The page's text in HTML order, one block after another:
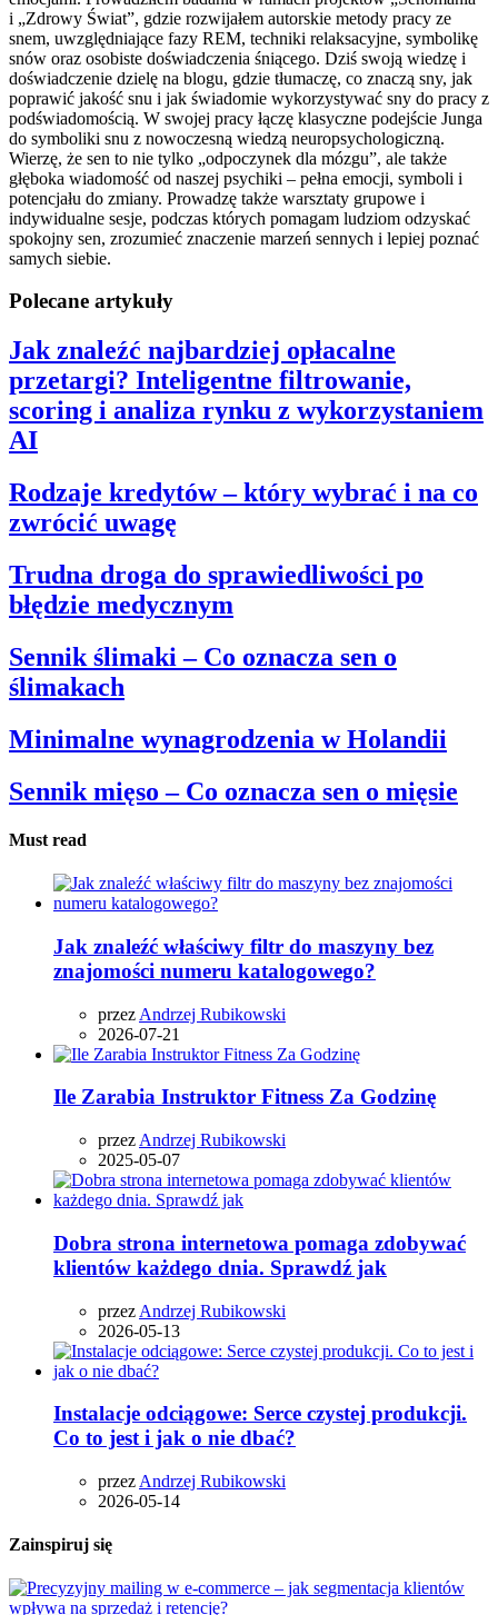
i „Zdrowy Świat”, gdzie rozwijałem autorskie metody pracy ze
snem, uwzględniające fazy REM, techniki relaksacyjne, symbolikę
snów oraz osobiste doświadczenia śniącego. Dziś swoją wiedzę i
doświadczenie dzielę na blogu, gdzie tłumaczę, co znaczą sny, jak
poprawić jakość snu i jak świadomie wykorzystywać sny do pracy z
podświadomością. W swojej pracy łączę klasyczne podejście Junga
do symboliki snu z nowoczesną wiedzą neuropsychologiczną.
Wierzę, że sen to nie tylko „odpoczynek dla mózgu”, ale także
głęboka wiadomość od naszej psychiki – pełna emocji, symboli i
potencjału do zmiany. Prowadzę także warsztaty grupowe i
indywidualne sesje, podczas których pomagam ludziom odzyskać
spokojny sen, zrozumieć znaczenie marzeń sennych i lepiej poznać
samych siebie.
Polecane artykuły
Jak znaleźć najbardziej opłacalne
przetargi? Inteligentne filtrowanie,
scoring i analiza rynku z wykorzystaniem
AI
Rodzaje kredytów – który wybrać i na co
zwrócić uwagę
Trudna droga do sprawiedliwości po
błędzie medycznym
Sennik ślimaki – Co oznacza sen o
ślimakach
Minimalne wynagrodzenia w Holandii
Sennik mięso – Co oznacza sen o mięsie
Must read
Jak znaleźć właściwy filtr do maszyny bez
znajomości numeru katalogowego?
przez Andrzej Rubikowski
2026-07-21
Ile Zarabia Instruktor Fitness Za Godzinę
przez Andrzej Rubikowski
2025-05-07
Dobra strona internetowa pomaga zdobywać
klientów każdego dnia. Sprawdź jak
przez Andrzej Rubikowski
2026-05-13
Instalacje odciągowe: Serce czystej produkcji.
Co to jest i jak o nie dbać?
przez Andrzej Rubikowski
2026-05-14
Zainspiruj się